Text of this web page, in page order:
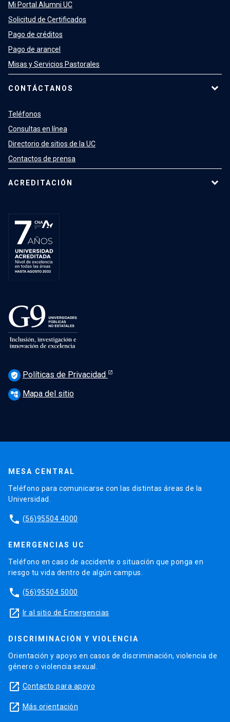
Mi Portal Alumni UC
Solicitud de Certificados
Pago de créditos
Pago de arancel
Misas y Servicios Pastorales
CONTÁCTANOS
Teléfonos
Consultas en línea
Directorio de sitios de la UC
Contactos de prensa
ACREDITACIÓN
verified_user Políticas de Privacidad
account_tree Mapa del sitio
MESA CENTRAL
Teléfono para comunicarse con las distintas áreas de la
Universidad.
phone (56)95504 4000
EMERGENCIAS UC
Teléfono en caso de accidente o situación que ponga en
riesgo tu vida dentro de algún campus.
phone (56)95504 5000
launch Ir al sitio de Emergencias
DISCRIMINACIÓN Y VIOLENCIA
Orientación y apoyo en casos de discriminación, violencia de
género o violencia sexual.
launch Contacto para apoyo
launch Más orientación